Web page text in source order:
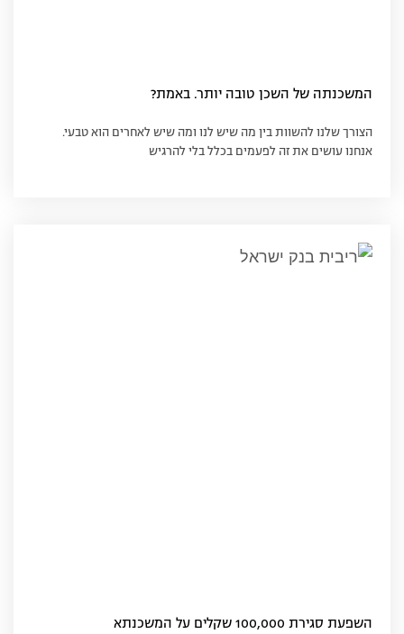
המשכנתה של השכן טובה יותר. באמת?
הצורך שלנו להשוות בין מה שיש לנו ומה שיש לאחרים הוא טבעי.
אנחנו עושים את זה לפעמים בכלל בלי להרגיש
השפעת סגירת 100,000 שקלים על המשכנתא